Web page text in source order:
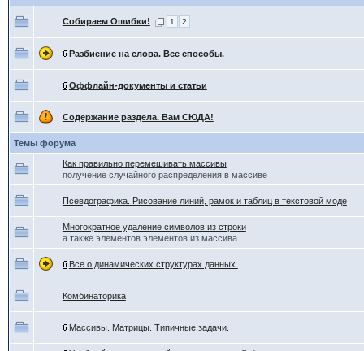
Собираем Ошибки! 1 2
Разбиение на слова. Все способы.
Оффлайн-документы и статьи
Содержание раздела. Вам СЮДА!
Темы форума
Как правильно перемешивать массивы
получение случайного распределения в массиве
Псевдографика. Рисование линий, рамок и таблиц в текстовой моде
Многократное удаление символов из строки
а также элементов элементов из массива
Все о динамических структурах данных.
Комбинаторика
Массивы. Матрицы. Типичные задачи.